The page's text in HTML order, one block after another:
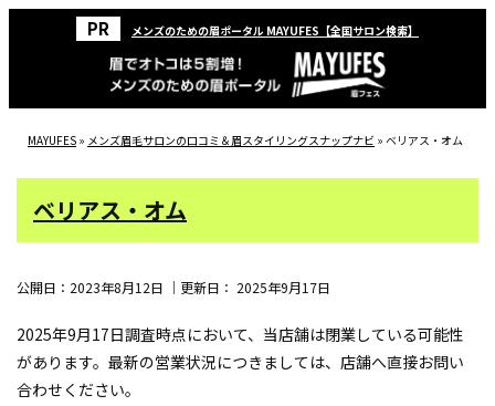
メンズのための眉ポータル MAYUFES【全国サロン検索】
MAYUFES » メンズ眉毛サロンの口コミ＆眉スタイリングスナップナビ » ベリアス・オム
ベリアス・オム
公開日： 2023年8月12日 ｜更新日： 2025年9月17日
2025年9月17日調査時点において、当店舗は閉業している可能性
があります。最新の営業状況につきましては、店舗へ直接お問い
合わせください。